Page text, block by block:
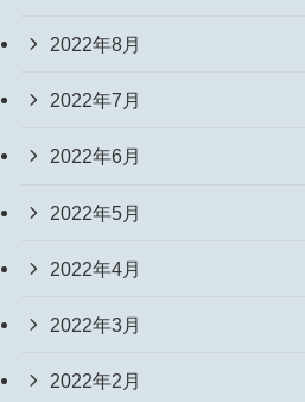
2022年8月
2022年7月
2022年6月
2022年5月
2022年4月
2022年3月
2022年2月